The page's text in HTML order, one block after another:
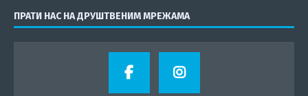
ПРАТИ НАС НА ДРУШТВЕНИМ МРЕЖАМА